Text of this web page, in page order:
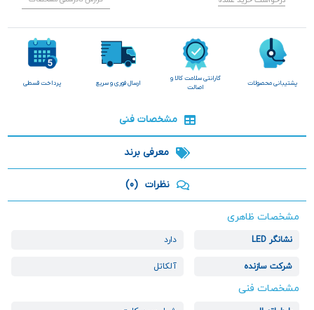
پشتیبانی محصولات
گارانتی سلامت کالا و
اصالت
ارسال فوری و سریع پرداخت قسطی
مشخصات فنی
معرفی برند
نظرات (0)
مشخصات ظاهری
نشانگر LED دارد
شرکت سازنده آلکاتل
مشخصات فنی